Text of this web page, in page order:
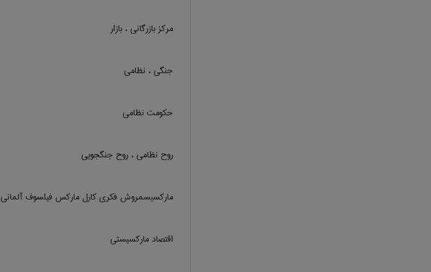
مرکز بازرگانی ، بازار
جنگی ، نظامی
حکومت نظامی
روح نظامی ، روح جنگجویی
مارکسیسمروش فکری کارل مارکس فیلسوف آلمانی
اقتصاد مارکسیستی